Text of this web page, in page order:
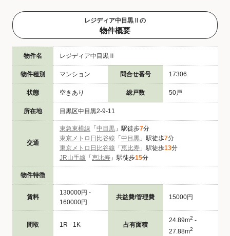
レジディア中目黒Ⅱの
物件概要
物件名 レジディア中目黒Ⅱ
物件種別 マンション 問合せ番号 17306
状態 空きあり 総戸数 50戸
所在地 目黒区中目黒2-9-11
交通
東急東横線 「 中目黒 」駅徒歩7分
東京メトロ日比谷線 「 中目黒 」駅徒歩7分
東京メトロ日比谷線 「 恵比寿 」駅徒歩13分
JR山手線 「 恵比寿 」駅徒歩15分
物件特徴
賃料
130000円 -
160000円
共益費/管理費 15000円
間取 1R - 1K 占有面積
24.89m2 -
27.88m2